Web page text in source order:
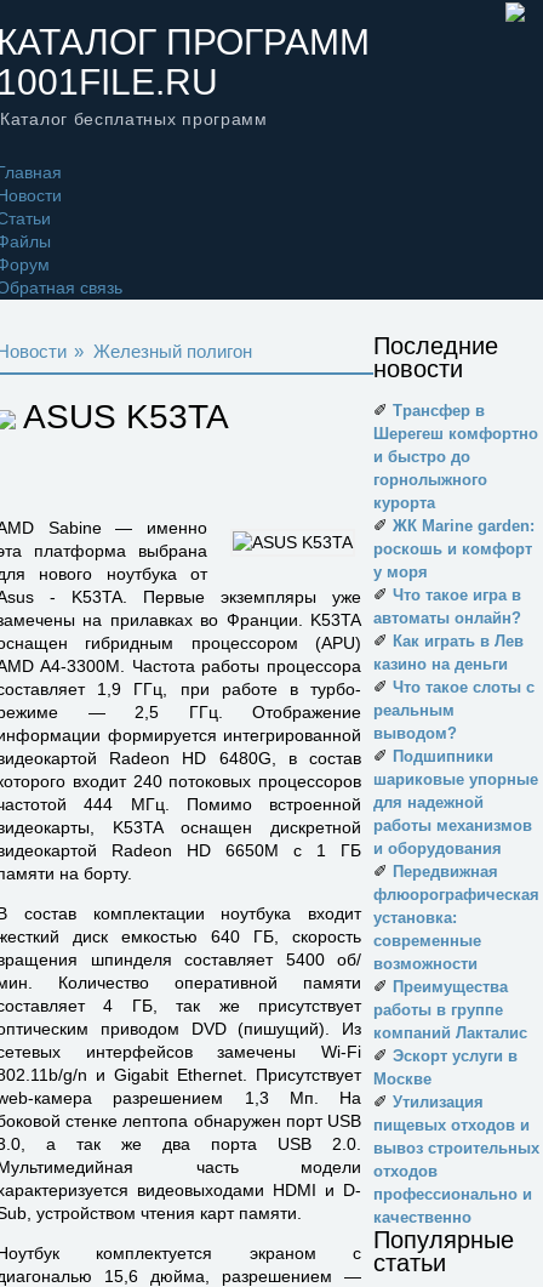
ПРОГРАММ
Каталог бесплатных программ
связь
» Железный полигон
ASUS K53TA
Sabine — именно
платформа выбрана
нового ноутбука от
- K53TA. Первые экземпляры уже
на прилавках во Франции. K53TA
гибридным процессором (APU)
A4-3300M. Частота работы процессора
1,9 ГГц, при работе в турбо-
— 2,5 ГГц. Отображение
формируется интегрированной
Radeon HD 6480G, в состав
входит 240 потоковых процессоров
444 МГц. Помимо встроенной
K53TA оснащен дискретной
Radeon HD 6650M с 1 ГБ
на борту.
состав комплектации ноутбука входит
диск емкостью 640 ГБ, скорость
шпинделя составляет 5400 об/
Количество оперативной памяти
4 ГБ, так же присутствует
приводом DVD (пишущий). Из
интерфейсов замечены Wi-Fi
g/n и Gigabit Ethernet. Присутствует
камера разрешением 1,3 Мп. На
стенке лептопа обнаружен порт USB
а так же два порта USB 2.0.
часть модели
видеовыходами HDMI и D-
устройством чтения карт памяти.
комплектуется экраном с
15,6 дюйма, разрешением —
Последние
новости
✐ Трансфер в
Шерегеш комфортно
и быстро до
горнолыжного
курорта
✐ ЖК Marine garden:
роскошь и комфорт
у моря
✐ Что такое игра в
автоматы онлайн?
✐ Как играть в Лев
казино на деньги
✐ Что такое слоты с
реальным
выводом?
✐ Подшипники
шариковые упорные
для надежной
работы механизмов
и оборудования
✐ Передвижная
флюорографическая
установка:
современные
возможности
✐ Преимущества
работы в группе
компаний Лакталис
✐ Эскорт услуги в
Москве
✐ Утилизация
пищевых отходов и
вывоз строительных
отходов
профессионально и
качественно
Популярные
статьи